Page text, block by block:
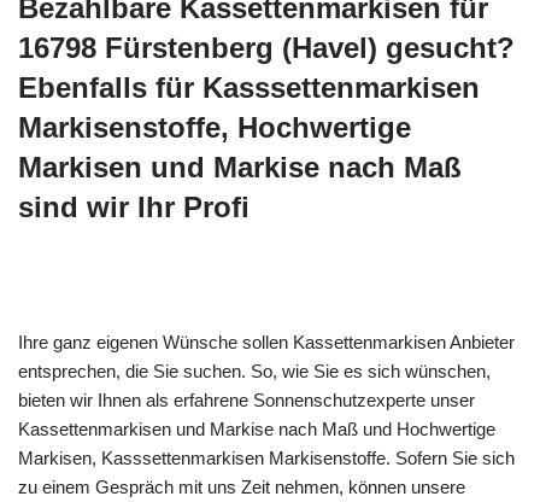
Bezahlbare Kassettenmarkisen für
16798 Fürstenberg (Havel) gesucht?
Ebenfalls für Kasssettenmarkisen
Markisenstoffe, Hochwertige
Markisen und Markise nach Maß
sind wir Ihr Profi
Ihre ganz eigenen Wünsche sollen Kassettenmarkisen Anbieter
entsprechen, die Sie suchen. So, wie Sie es sich wünschen,
bieten wir Ihnen als erfahrene Sonnenschutzexperte unser
Kassettenmarkisen und Markise nach Maß und Hochwertige
Markisen, Kasssettenmarkisen Markisenstoffe. Sofern Sie sich
zu einem Gespräch mit uns Zeit nehmen, können unsere